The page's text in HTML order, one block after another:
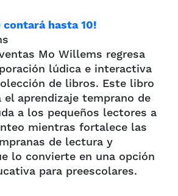
contará hasta 10!
Mo Willems regresa
lúdica e interactiva
de libros. Este libro
el aprendizaje temprano de
a los pequeños lectores a
mientras fortalece las
de lectura y
lo convierte en una opción
para preescolares.